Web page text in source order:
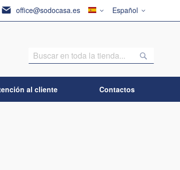
Lenguaje
Español
País
office@sodocasa.es
al cliente Contactos